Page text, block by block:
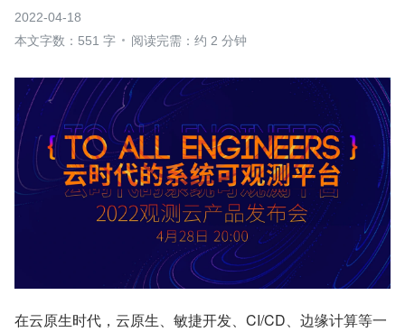
2022-04-18
本文字数：551 字
阅读完需：约 2 分钟
在云原生时代，云原生、敏捷开发、CI/CD、边缘计算等一